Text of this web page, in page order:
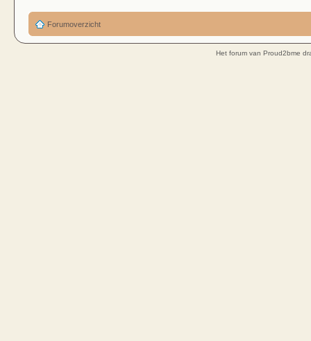
Forumoverzicht
Het forum van Proud2bme